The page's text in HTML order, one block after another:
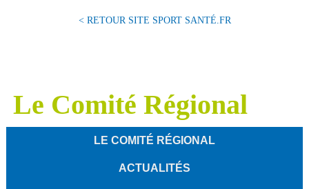
< RETOUR SITE SPORT SANTÉ.FR
Le Comité Régional
LE COMITÉ RÉGIONAL
ACTUALITÉS